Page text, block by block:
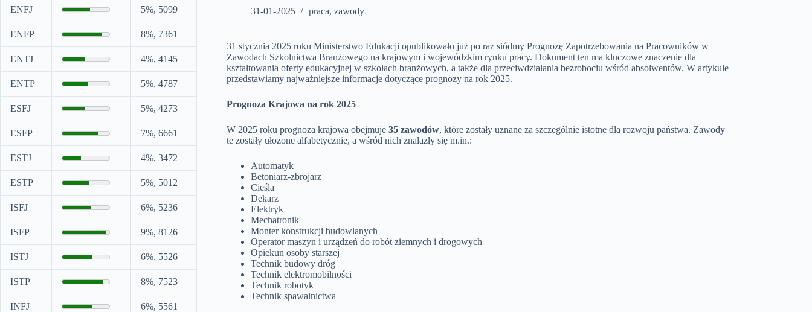
31-01-2025 praca, zawody
31 stycznia 2025 roku Ministerstwo Edukacji opublikowało już po raz siódmy Prognozę Zapotrzebowania na Pracowników w
Zawodach Szkolnictwa Branżowego na krajowym i wojewódzkim rynku pracy. Dokument ten ma kluczowe znaczenie dla
kształtowania oferty edukacyjnej w szkołach branżowych, a także dla przeciwdziałania bezrobociu wśród absolwentów. W artykule
przedstawiamy najważniejsze informacje dotyczące prognozy na rok 2025.
Prognoza Krajowa na rok 2025
W 2025 roku prognoza krajowa obejmuje 35 zawodów, które zostały uznane za szczególnie istotne dla rozwoju państwa. Zawody
te zostały ułożone alfabetycznie, a wśród nich znalazły się m.in.:
Automatyk
Betoniarz-zbrojarz
Cieśla
Dekarz
Elektryk
Mechatronik
Monter konstrukcji budowlanych
Operator maszyn i urządzeń do robót ziemnych i drogowych
Opiekun osoby starszej
Technik budowy dróg
Technik elektromobilności
Technik robotyk
Technik spawalnictwa
ENFJ 5%, 5099
ENFP 8%, 7361
ENTJ 4%, 4145
ENTP 5%, 4787
ESFJ 5%, 4273
ESFP 7%, 6661
ESTJ 4%, 3472
ESTP 5%, 5012
ISFJ 6%, 5236
ISFP 9%, 8126
ISTJ 6%, 5526
ISTP 8%, 7523
INFJ 6%, 5561